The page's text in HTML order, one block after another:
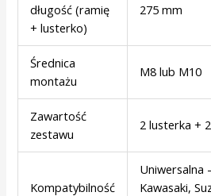
długość (ramię
+ lusterko)
275 mm
Średnica
montażu
M8 lub M10
Zawartość
zestawu
2 lusterka +
Kompatybilność
Uniwersalna
Kawasaki,